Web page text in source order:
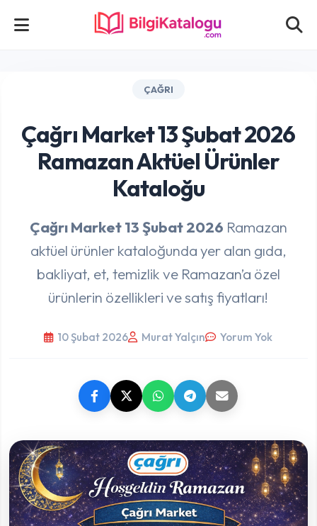
ÇAĞRI
Çağrı Market 13 Şubat 2026
Ramazan Aktüel Ürünler
Kataloğu
Çağrı Market 13 Şubat 2026 Ramazan
aktüel ürünler kataloğunda yer alan gıda,
bakliyat, et, temizlik ve Ramazan’a özel
ürünlerin özellikleri ve satış fiyatları!
10 Şubat 2026 Murat Yalçın Yorum Yok